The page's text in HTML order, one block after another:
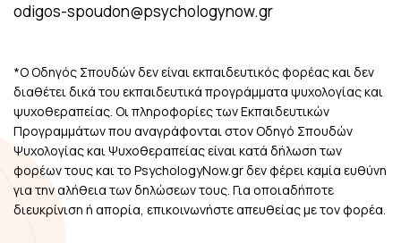
odigos-spoudon@psychologynow.gr
*Ο Οδηγός Σπουδών δεν είναι εκπαιδευτικός φορέας και δεν
διαθέτει δικά του εκπαιδευτικά προγράμματα ψυχολογίας και
ψυχοθεραπείας. Οι πληροφορίες των Εκπαιδευτικών
Προγραμμάτων που αναγράφονται στον Οδηγό Σπουδών
Ψυχολογίας και Ψυχοθεραπείας είναι κατά δήλωση των
φορέων τους και το PsychologyNow.gr δεν φέρει καμία ευθύνη
για την αλήθεια των δηλώσεων τους. Για οποιαδήποτε
διευκρίνιση ή απορία, επικοινωνήστε απευθείας με τον φορέα.